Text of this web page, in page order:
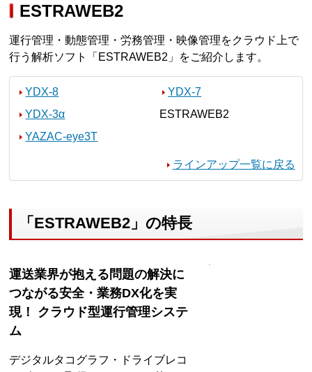
ESTRAWEB2
運行管理・動態管理・労務管理・映像管理をクラウド上で
行う解析ソフト「ESTRAWEB2」をご紹介します。
YDX-8
YDX-7
YDX-3α
ESTRAWEB2
YAZAC-eye3T
ラインアップ一覧に戻る
「ESTRAWEB2」の特長
運送業界が抱える問題の解決に
つながる安全・業務DX化を実
現！ クラウド型運行管理システ
ム
デジタルタコグラフ・ドライブレコ